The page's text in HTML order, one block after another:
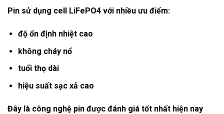
Pin sử dụng cell LiFePO4 với nhiều ưu điểm:
độ ổn định nhiệt cao
không cháy nổ
tuổi thọ dài
hiệu suất sạc xả cao
Đây là công nghệ pin được đánh giá tốt nhất hiện nay